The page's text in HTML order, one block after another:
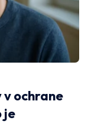
ochrane
je